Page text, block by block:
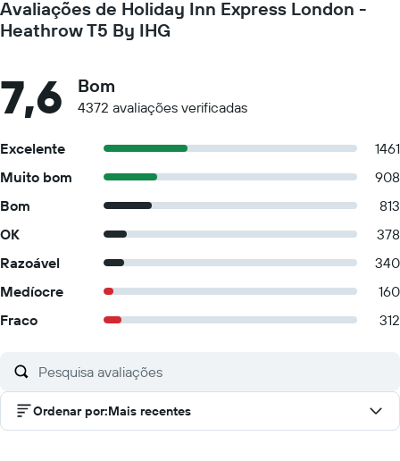
Avaliações de Holiday Inn Express London -
Heathrow T5 By IHG
7,6 Bom
4372 avaliações verificadas
Excelente
1461
Muito bom
908
Bom
813
OK
378
Razoável
340
Medíocre
160
Fraco
312
Ordenar por:Mais recentes